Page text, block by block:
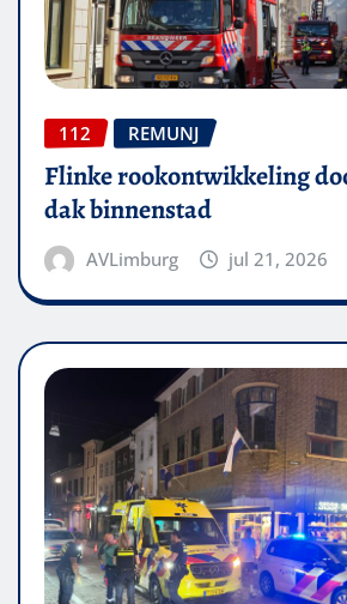
112 REMUNJ
Flinke rookontwikkeling
dak binnenstad
AVLimburg jul 21, 2026